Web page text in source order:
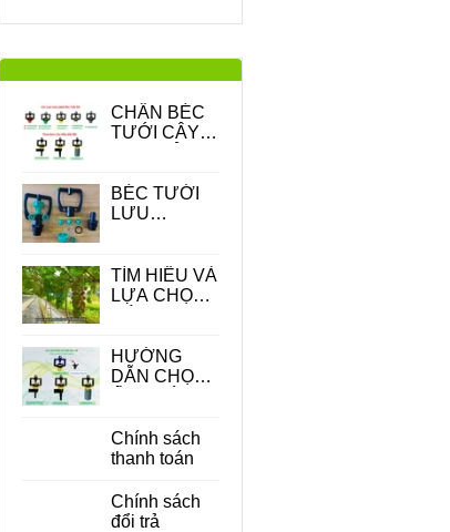
CHÂN BÉC
TƯỚI CÂY -
TRONG
TRONG HỆ
BÉC TƯỚI
LƯU
TÌM HIỂU VÀ
LỰA CHỌN
CÂY ĂN
QUẢ PHÙ
HƯỚNG
DẪN CHỌN
TƯỚI CÂY
PHÙ HỢP
KIỆM CHI
PHÍ
Chính sách
thanh toán
Chính sách
đổi trả